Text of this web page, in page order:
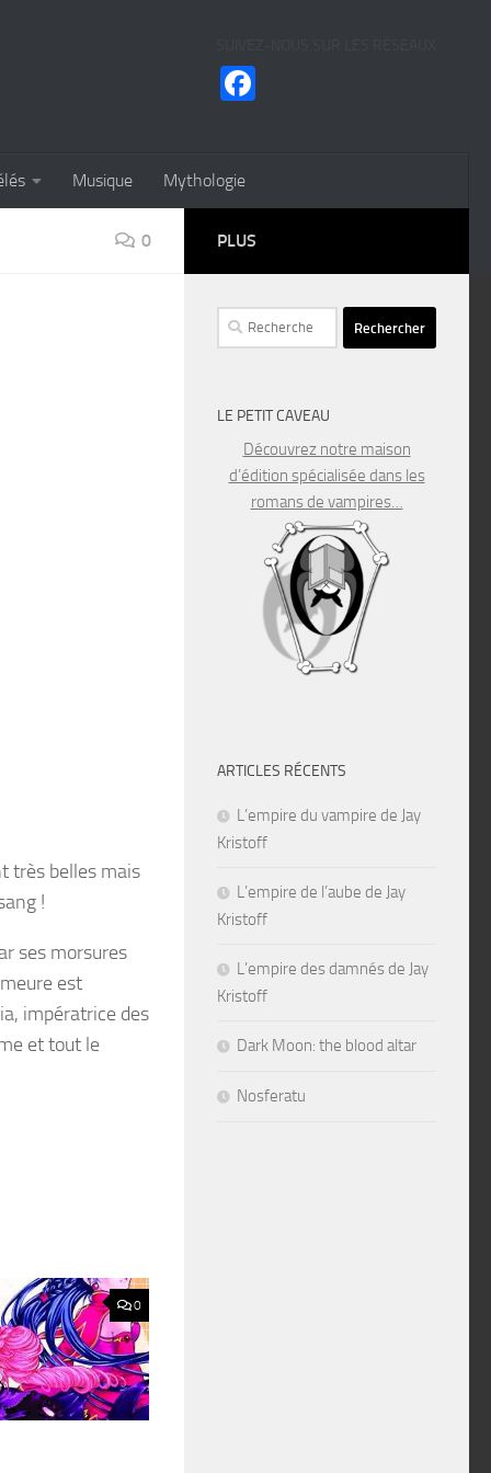
Musique Mythologie
0
très belles mais
!
ses morsures
est
impératrice des
et tout le
0
PLUS
Rechercher :
LE PETIT CAVEAU
Découvrez notre maison
d’édition spécialisée dans les
romans de vampires…
ARTICLES RÉCENTS
L’empire du vampire de Jay
Kristoff
L’empire de l’aube de Jay
Kristoff
L’empire des damnés de Jay
Kristoff
Dark Moon: the blood altar
Nosferatu